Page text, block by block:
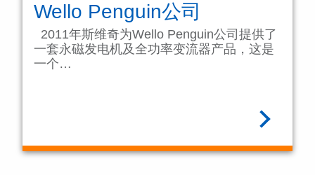
Wello Penguin公司
2011年斯维奇为Wello Penguin公司提供了
一套永磁发电机及全功率变流器产品，这是
一个…